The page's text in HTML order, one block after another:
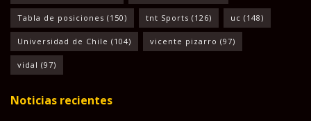
Tabla de posiciones (150) tnt Sports (126) uc (148)
Universidad de Chile (104) vicente pizarro (97)
vidal (97)
Noticias recientes